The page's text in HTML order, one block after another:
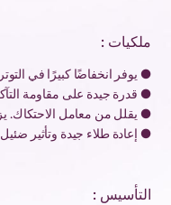
ملكيات :
● يوفر انخفاضًا كبيرًا في
● قدرة جيدة على مقاومة
● يقلل من معامل الاحتكاك.
● إعادة طلاء جيدة وتأثير
التأسيس :